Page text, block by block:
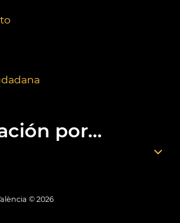
por...
© 2026